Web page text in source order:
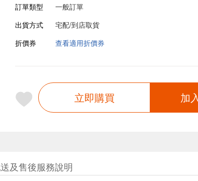
訂單類型
一般訂單
出貨方式
宅配/到店取貨
折價券
查看適用折價券
立即購買 加
及售後服務說明